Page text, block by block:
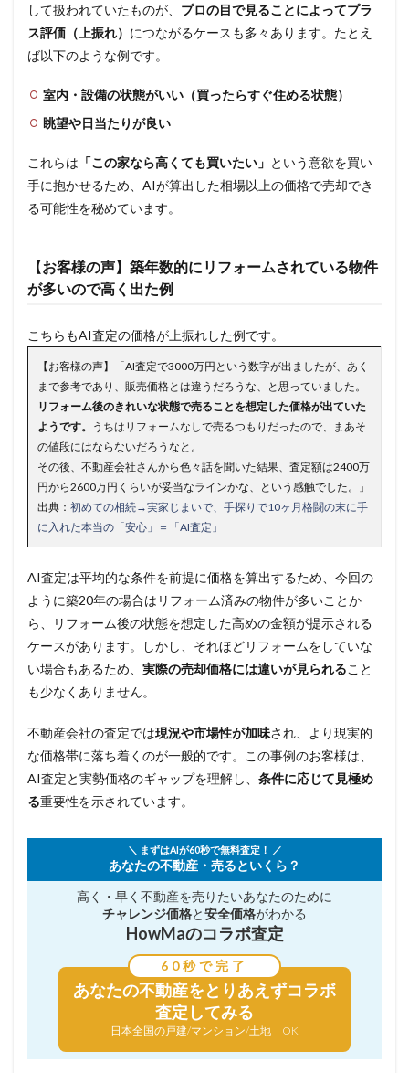
して扱われていたものが、 プロの目で見ることによってプラ
ス評価（上振れ） につながるケースも多々あります。たとえ
ば以下のような例です。
室内・設備の状態がいい（買ったらすぐ住める状態）
眺望や日当たりが良い
これらは 「この家なら高くても買いたい」 という意欲を買い
手に抱かせるため、AIが算出した相場以上の価格で売却でき
る可能性を秘めています。
【お客様の声】築年数的にリフォームされている物件
が多いので高く出た例
こちらもAI査定の価格が上振れした例です。
【お客様の声】「AI査定で3000万円という数字が出ましたが、あく
まで参考であり、販売価格とは違うだろうな、と思っていました。
リフォーム後のきれいな状態で売ることを想定した価格が出ていた
ようです。
うちはリフォームなしで売るつもりだったので、まあそ
の値段にはならないだろうなと。
その後、不動産会社さんから色々話を聞いた結果、査定額は2400万
円から2600万円くらいが妥当なラインかな、という感触でした。」
出典： 初めての相続→実家じまいで、手探りで10ヶ月格闘の末に手
に入れた本当の「安心」＝「AI査定」
AI査定は平均的な条件を前提に価格を算出するため、今回の
ように築20年の場合はリフォーム済みの物件が多いことか
ら、リフォーム後の状態を想定した高めの金額が提示される
ケースがあります。しかし、それほどリフォームをしていな
い場合もあるため、 実際の売却価格には違いが見られること
も少なくありません。
不動産会社の査定では現況や市場性が加味され、より現実的
な価格帯に落ち着くのが一般的です。この事例のお客様は、
AI査定と実勢価格のギャップを理解し、 条件に応じて見極め
る重要性を示されています。
＼ まずはAIが60秒で無料査定！ ／
あなたの不動産・売るといくら？
高く・早く不動産を売りたいあなたのために
チャレンジ価格と安全価格がわかる
HowMaのコラボ査定
60秒で完了
あなたの不動産をとりあえずコラボ
査定してみる
日本全国の戸建/マンション/土地 OK